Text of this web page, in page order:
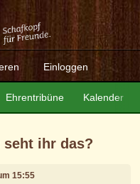
Einloggen
Ehrentribüne Kalender
seht ihr das?
15:55